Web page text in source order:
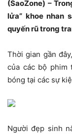
(SaoZone) –
lửa” khoe nhan
quyến rũ trong
Thời gian gần
của các bộ phim
bóng tại các sự
Người đẹp sinh